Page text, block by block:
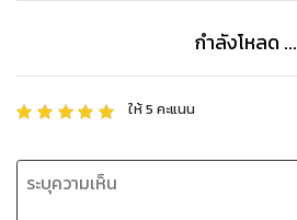
กำลังโหลด ...
ให้5 คะแนน